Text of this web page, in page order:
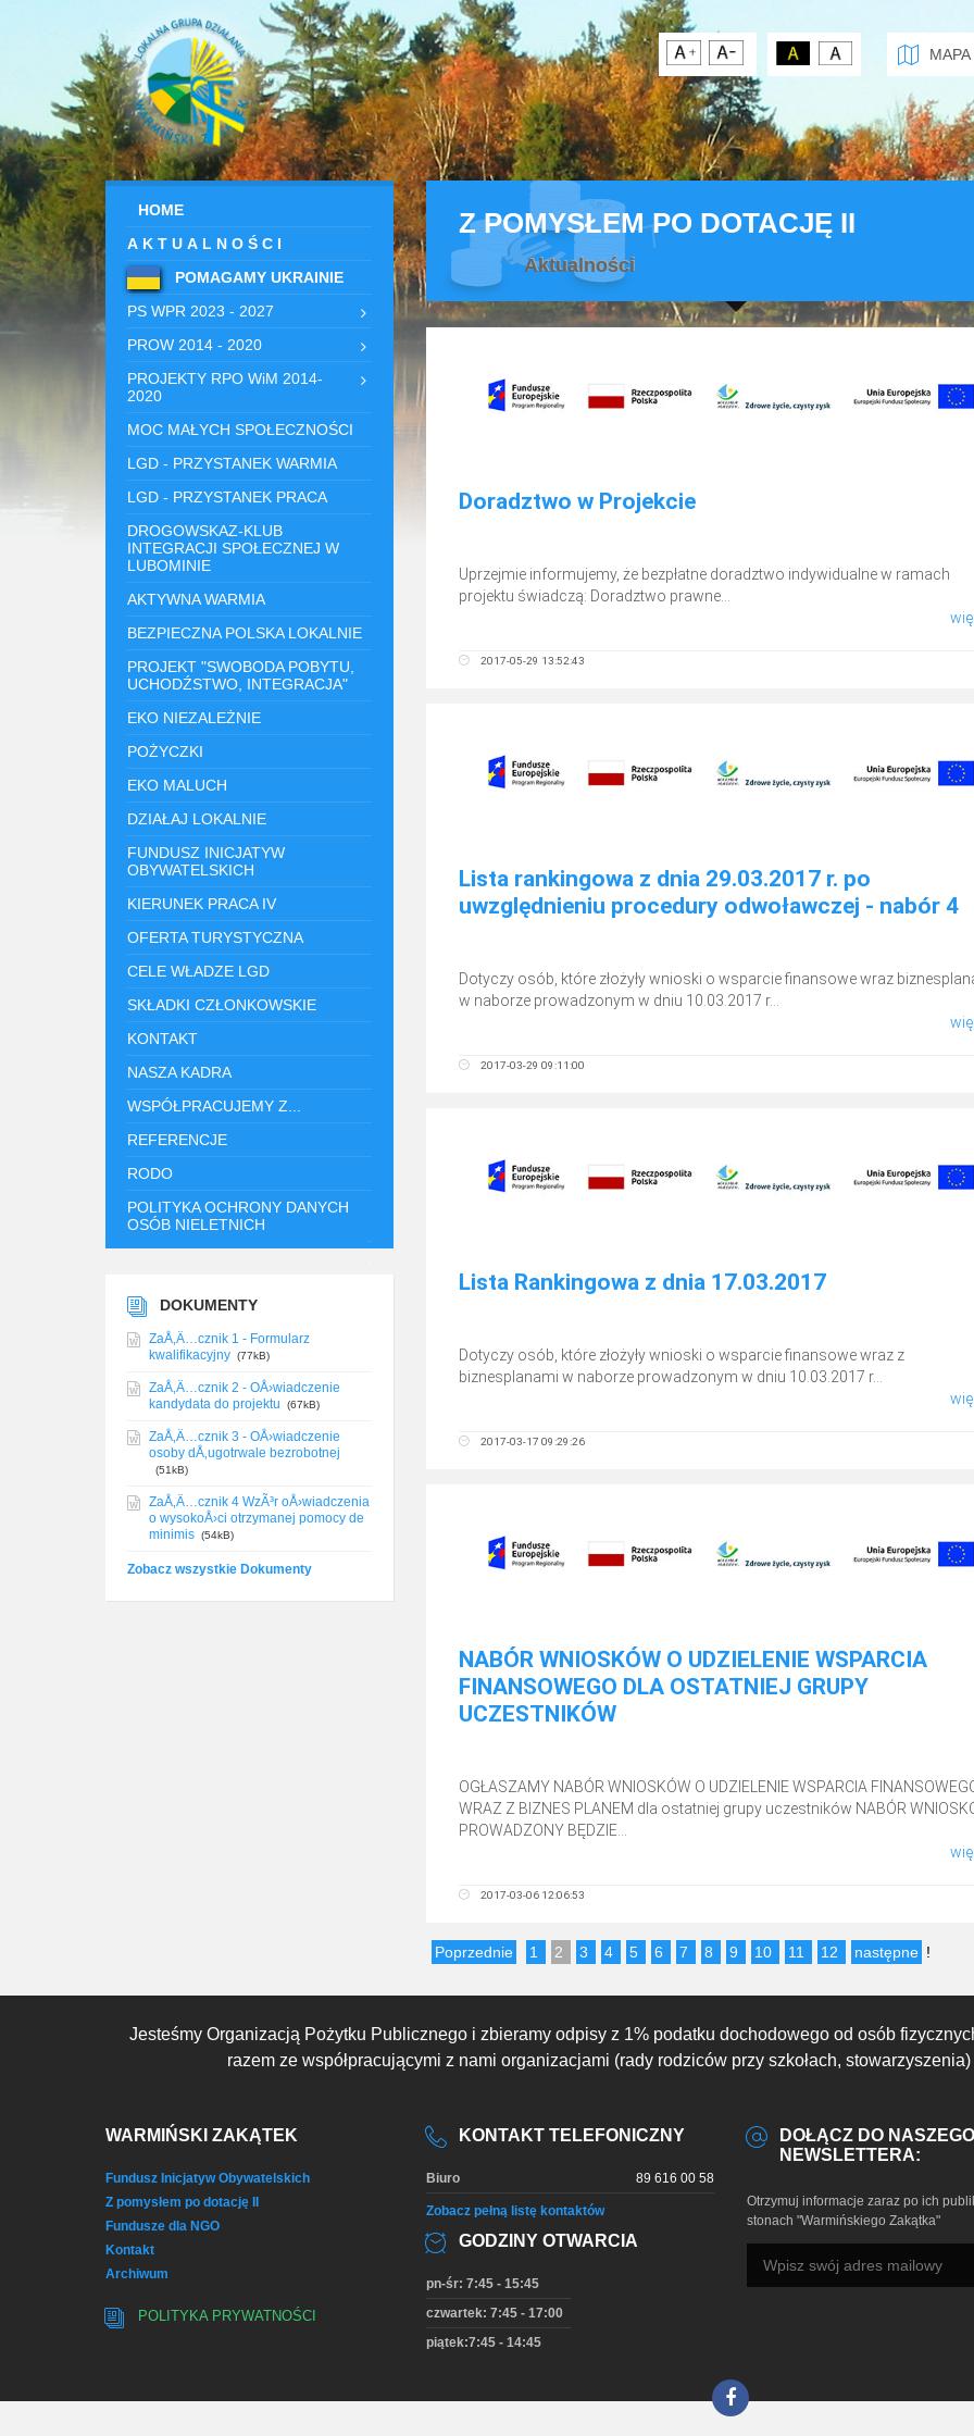
MAPA
Z POMYSŁEM PO DOTACJĘ II
Aktualności
Doradztwo w Projekcie
Uprzejmie informujemy, że bezpłatne doradztwo indywidualne w ramach
projektu świadczą: Doradztwo prawne...
2017-05-29 13:52:43
Lista rankingowa z dnia 29.03.2017 r. po
uwzględnieniu procedury odwoławczej - nabór 4
Dotyczy osób, które złożyły wnioski o wsparcie finansowe wraz
w naborze prowadzonym w dniu 10.03.2017 r...
2017-03-29 09:11:00
Lista Rankingowa z dnia 17.03.2017
Dotyczy osób, które złożyły wnioski o wsparcie finansowe wraz z
biznesplanami w naborze prowadzonym w dniu 10.03.2017 r...
2017-03-17 09:29:26
NABÓR WNIOSKÓW O UDZIELENIE WSPARCIA
FINANSOWEGO DLA OSTATNIEJ GRUPY
UCZESTNIKÓW
OGŁASZAMY NABÓR WNIOSKÓW O UDZIELENIE WSPARCIA
WRAZ Z BIZNES PLANEM dla ostatniej grupy uczestników NABÓR
PROWADZONY BĘDZIE...
2017-03-06 12:06:53
Poprzednie 1 2 3 4 5 6 7 8 9 10 11 12 następne !
HOME
AKTUALNOŚCI
POMAGAMY UKRAINIE
PS WPR 2023 - 2027
PROW 2014 - 2020
PROJEKTY RPO WiM 2014-
2020
MOC MAŁYCH SPOŁECZNOŚCI
LGD - PRZYSTANEK WARMIA
LGD - PRZYSTANEK PRACA
DROGOWSKAZ-KLUB
INTEGRACJI SPOŁECZNEJ W
LUBOMINIE
AKTYWNA WARMIA
BEZPIECZNA POLSKA LOKALNIE
PROJEKT "SWOBODA POBYTU,
UCHODŹSTWO, INTEGRACJA"
EKO NIEZALEŻNIE
POŻYCZKI
EKO MALUCH
DZIAŁAJ LOKALNIE
FUNDUSZ INICJATYW
OBYWATELSKICH
KIERUNEK PRACA IV
OFERTA TURYSTYCZNA
CELE WŁADZE LGD
SKŁADKI CZŁONKOWSKIE
KONTAKT
NASZA KADRA
WSPÓŁPRACUJEMY Z...
REFERENCJE
RODO
POLITYKA OCHRONY DANYCH
OSÓB NIELETNICH
DOKUMENTY
ZaÅ‚Ä…cznik 1 - Formularz
kwalifikacyjny (77kB)
ZaÅ‚Ä…cznik 2 - OÅ›wiadczenie
kandydata do projektu
(67kB)
ZaÅ‚Ä…cznik 3 - OÅ›wiadczenie
osoby dÅ‚ugotrwale bezrobotnej
(51kB)
ZaÅ‚Ä…cznik 4 WzÃ³r oÅ›wiadczenia
o wysokoÅ›ci otrzymanej pomocy de
minimis (54kB)
Zobacz wszystkie Dokumenty
Jesteśmy Organizacją Pożytku Publicznego i zbieramy odpisy z 1% podatku dochodowego od osób
razem ze współpracującymi z nami organizacjami (rady rodziców przy szkołach,
WARMIŃSKI ZAKĄTEK
Fundusz Inicjatyw Obywatelskich
Z pomysłem po dotację II
Fundusze dla NGO
Kontakt
Archiwum
POLITYKA PRYWATNOŚCI
KONTAKT TELEFONICZNY
Biuro 89 616 00 58
Zobacz pełną listę kontaktów
GODZINY OTWARCIA
pn-śr: 7:45 - 15:45
czwartek: 7:45 - 17:00
piątek:7:45 - 14:45
DOŁĄCZ DO NASZEGO
NEWSLETTERA:
Otrzymuj informacje zaraz po ich
stonach "Warmińskiego Zakątka"